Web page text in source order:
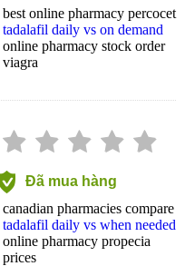
best online pharmacy percocet
tadalafil daily vs on demand
online pharmacy stock order
viagra
Đã mua hàng
canadian pharmacies compare
tadalafil daily vs when needed
online pharmacy propecia
prices